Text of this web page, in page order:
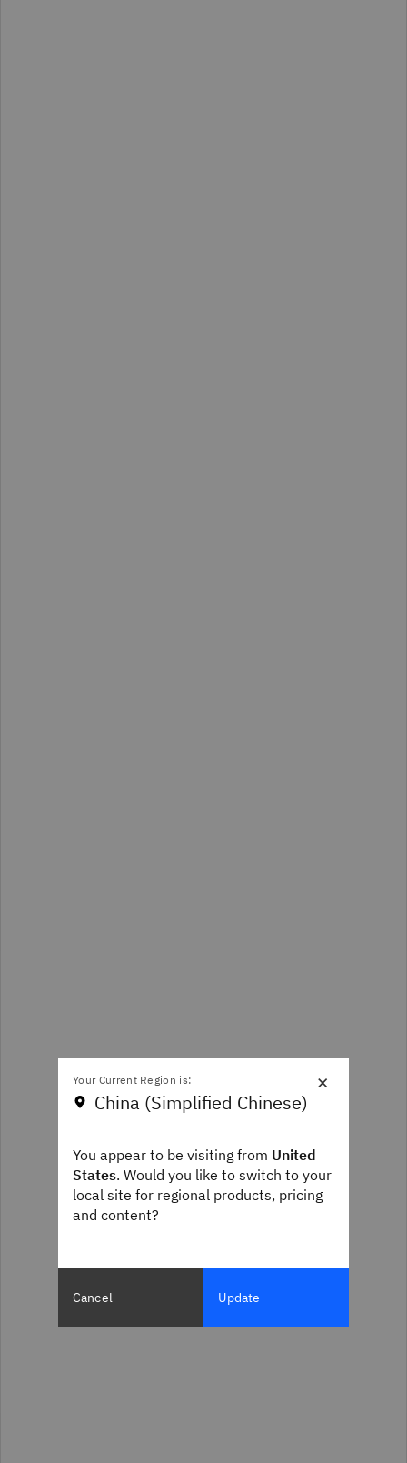
×
Your Current Region is:
China (Simplified Chinese)
You appear to be visiting from United
States. Would you like to switch to your
local site for regional products, pricing
and content?
Cancel Update